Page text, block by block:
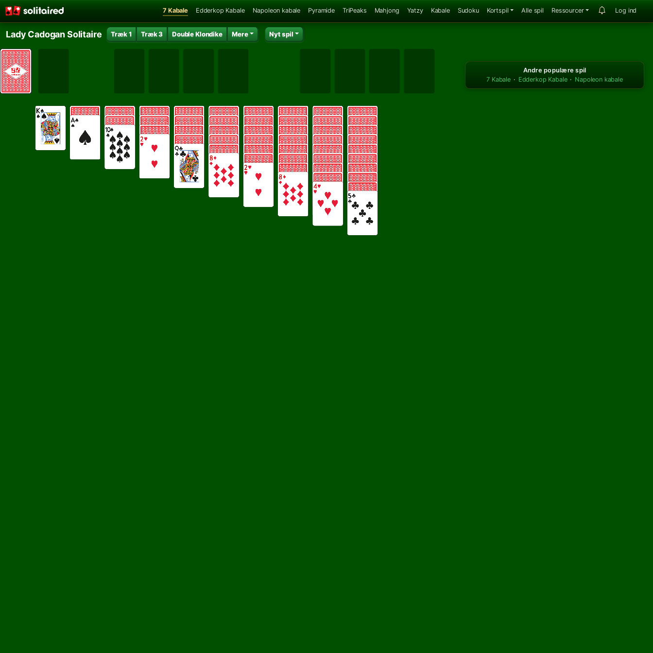
7 Kabale Edderkop Kabale Napoleon kabale Pyramide TriPeaks Mahjong Yatzy Kabale Sudoku Kortspil Alle spil Ressourcer Log ind
Lady Cadogan Solitaire Træk 1 Træk 3 Double Klondike Mere Nyt spil
Andre populære spil
7 Kabale · Edderkop Kabale · Napoleon kabale